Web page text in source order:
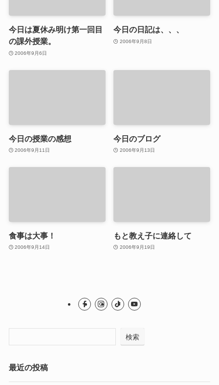
今日は夏休み明け第一回目
の課外授業。
2006年9月6日
今日の日記は、、、
2006年9月8日
今日の授業の感想
2006年9月11日
今日のブログ
2006年9月13日
食事は大事！
2006年9月14日
もと教え子に連絡して
2006年9月19日
検索
最近の投稿